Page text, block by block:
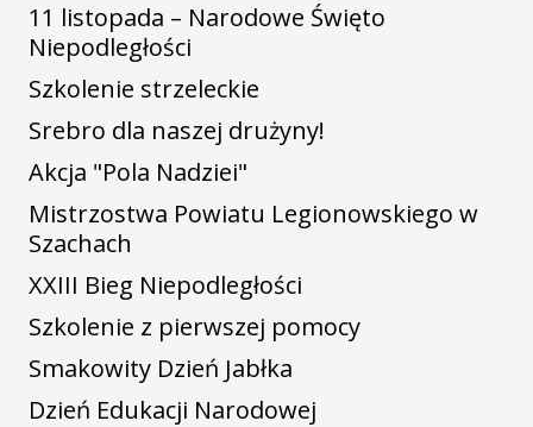
11 listopada – Narodowe Święto
Niepodległości
Szkolenie strzeleckie
Srebro dla naszej drużyny!
Akcja "Pola Nadziei"
Mistrzostwa Powiatu Legionowskiego w
Szachach
XXIII Bieg Niepodległości
Szkolenie z pierwszej pomocy
Smakowity Dzień Jabłka
Dzień Edukacji Narodowej